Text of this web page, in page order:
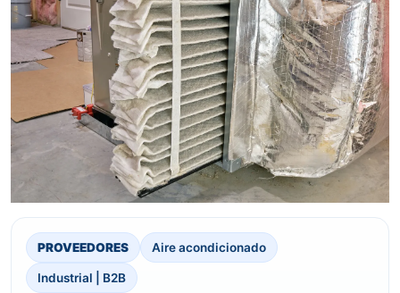
PROVEEDORES Aire acondicionado
Industrial | B2B